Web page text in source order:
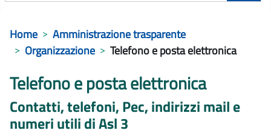
Home
Amministrazione trasparente
Organizzazione
Telefono e posta elettronica
Telefono e posta elettronica
Contatti, telefoni, Pec, indirizzi mail e
numeri utili di Asl 3